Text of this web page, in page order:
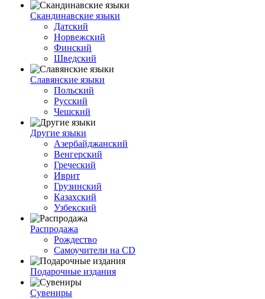
Скандинавские языки
Датский
Норвежский
Финский
Шведский
Славянские языки
Польский
Русский
Чешский
Другие языки
Азербайджанский
Венгерский
Греческий
Иврит
Грузинский
Казахский
Узбекский
Распродажа
Рождество
Самоучители на CD
Подарочные издания
Сувениры